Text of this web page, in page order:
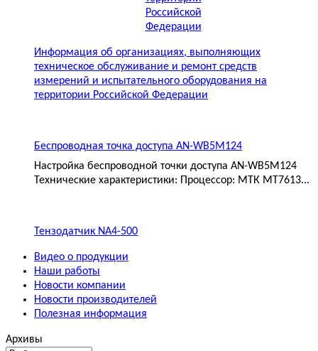
Информация об организациях, выполняющих
техническое обслуживание и ремонт средств
измерений и испытательного оборудования на
территории Российской Федерации
Беспроводная точка доступа AN-WB5M124
Настройка беспроводной точки доступа AN-WB5M124
Технические характеристики: Процессор: МТК MT7613...
Тензодатчик NA4-500
Видео о продукции
Наши работы
Новости компании
Новости производителей
Полезная информация
Архивы